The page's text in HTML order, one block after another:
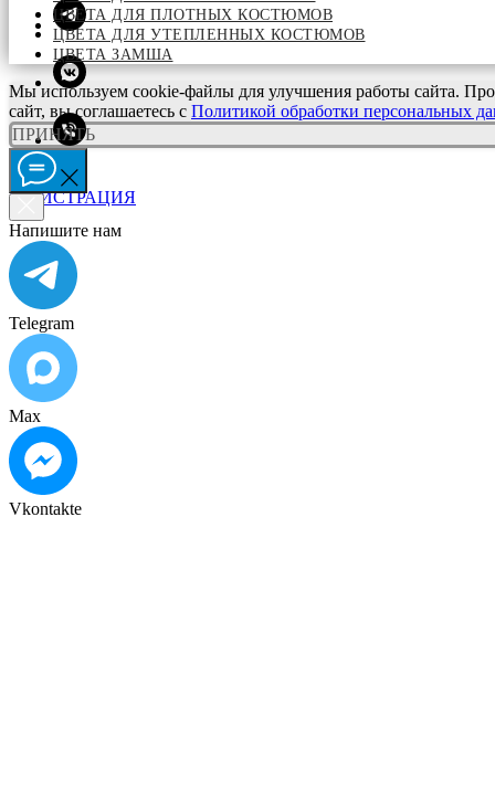
ВХОД
РЕГИСТРАЦИЯ
ЦВЕТА ДЛЯ ПЛОТНЫХ КОСТЮМОВ
ЦВЕТА ДЛЯ УТЕПЛЕННЫХ КОСТЮМОВ
ЦВЕТА ЗАМША
Мы используем cookie-файлы для улучшения работы сайта.
сайт, вы соглашаетесь с Политикой обработки персональных
ПРИНЯТЬ
Напишите нам
Telegram
Max
Vkontakte